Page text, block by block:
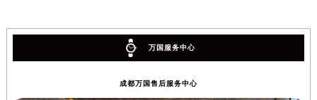
万国服务中心
成都万国售后服务中心